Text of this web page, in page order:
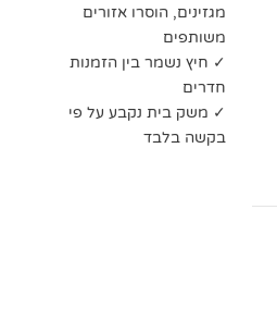
מגזינים, הוסרו אזורים
משותפים
✓ חיץ נשמר בין הזמנות
חדרים
✓ משק בית נקבע על פי
בקשה בלבד